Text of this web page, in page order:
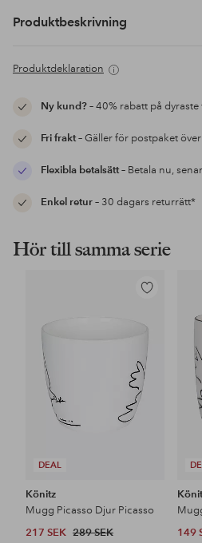
Produktbeskrivning
Produktdeklaration
Ny kund?– 40% rabatt på
Fri frakt– Gäller för postpaket
Flexibla betalsätt– Betala nu,
Enkel retur– 30 dagars returrätt*
Hör till samma serie
DEAL
Lägg
Könitz
Mugg Picasso Djur Picasso
217 SEK 289 SEK
149